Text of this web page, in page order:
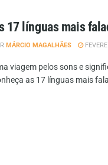
17 línguas mais
MÁRCIO MAGALHÃES
viagem pelos sons e
as 17 línguas mais